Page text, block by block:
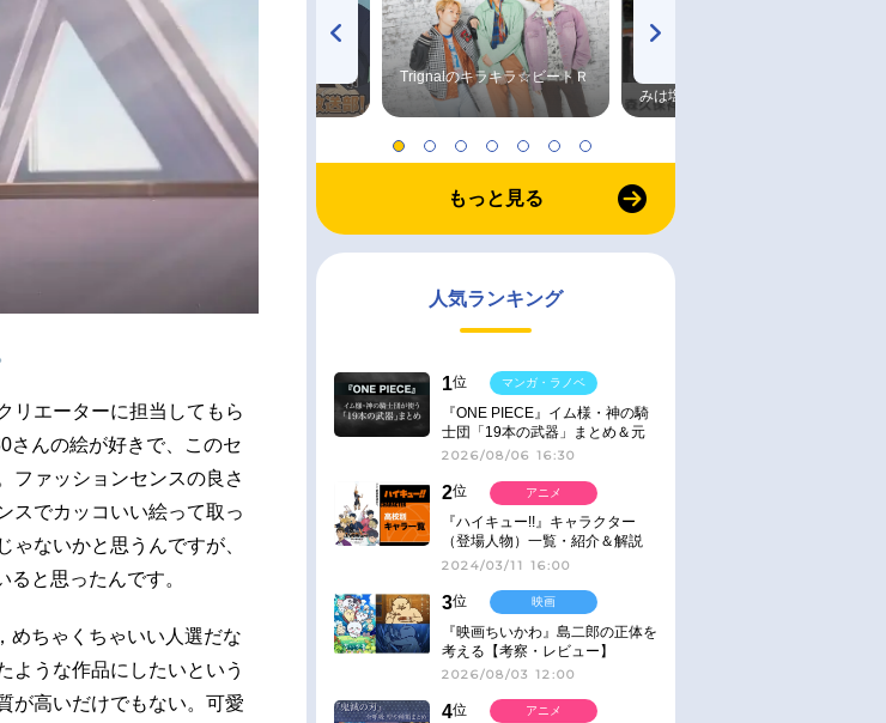
リエーターに担当してもら
さんの絵が好きで、このセ
ファッションセンスの良さ
スでカッコいい絵って取っ
ないかと思うんですが、
と思ったんです。
めちゃくちゃいい人選だな
ような作品にしたいという
が高いだけでもない。可愛
隊大失格』
2nd season
ハイキュー!! 烏野高校放送部! Trignalのキラキラ☆ビートＲ
みは塩だけ
もっと見る
人気ランキング
1位
『ONE PIECE』イム様・神の騎
士団「19本の武器」まとめ＆元
ネタ
2026/08/06 16:30
マンガ・ラノベ
2位
『ハイキュー!!』キャラクター
（登場人物）一覧・紹介＆解説
2024/03/11 16:00
アニメ
3位
『映画ちいかわ』島二郎の正体を
考える【考察・レビュー】
2026/08/03 12:00
映画
4位
アニメ